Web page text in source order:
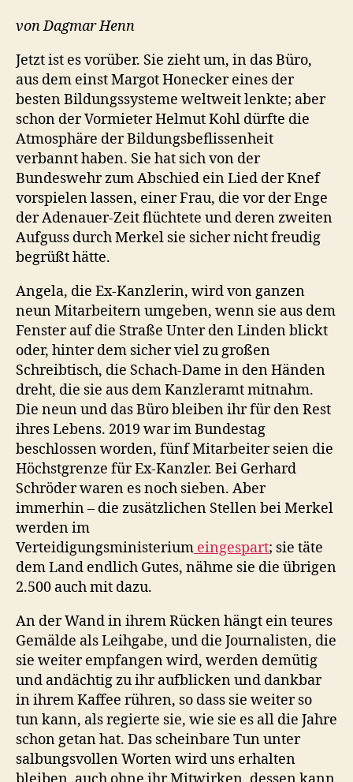
von Dagmar Henn
Jetzt ist es vorüber. Sie zieht um, in das Büro,
aus dem einst Margot Honecker eines der
besten Bildungssysteme weltweit lenkte; aber
schon der Vormieter Helmut Kohl dürfte die
Atmosphäre der Bildungsbeflissenheit
verbannt haben. Sie hat sich von der
Bundeswehr zum Abschied ein Lied der Knef
vorspielen lassen, einer Frau, die vor der Enge
der Adenauer-Zeit flüchtete und deren zweiten
Aufguss durch Merkel sie sicher nicht freudig
begrüßt hätte.
Angela, die Ex-Kanzlerin, wird von ganzen
neun Mitarbeitern umgeben, wenn sie aus dem
Fenster auf die Straße Unter den Linden blickt
oder, hinter dem sicher viel zu großen
Schreibtisch, die Schach-Dame in den Händen
dreht, die sie aus dem Kanzleramt mitnahm.
Die neun und das Büro bleiben ihr für den Rest
ihres Lebens. 2019 war im Bundestag
beschlossen worden, fünf Mitarbeiter seien die
Höchstgrenze für Ex-Kanzler. Bei Gerhard
Schröder waren es noch sieben. Aber
immerhin – die zusätzlichen Stellen bei Merkel
werden im
Verteidigungsministerium eingespart; sie täte
dem Land endlich Gutes, nähme sie die übrigen
2.500 auch mit dazu.
An der Wand in ihrem Rücken hängt ein teures
Gemälde als Leihgabe, und die Journalisten, die
sie weiter empfangen wird, werden demütig
und andächtig zu ihr aufblicken und dankbar
in ihrem Kaffee rühren, so dass sie weiter so
tun kann, als regierte sie, wie sie es all die Jahre
schon getan hat. Das scheinbare Tun unter
salbungsvollen Worten wird uns erhalten